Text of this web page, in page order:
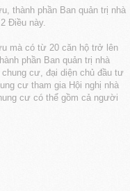
thành phần Ban quản trị nhà
Điều này.
mà có từ 20 căn hộ trở lên
phần Ban quản trị nhà
cư, đại diện chủ đầu tư
cư tham gia Hội nghị nhà
cư có thể gồm cả người